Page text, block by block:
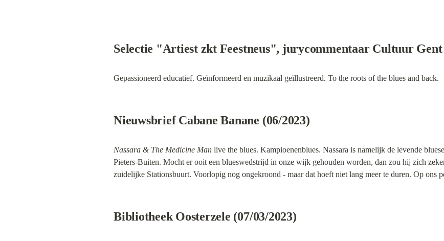
Selectie "Artiest zkt Feestneus", jurycommentaar Cultuur Gent
Gepassioneerd educatief. Geïnformeerd en muzikaal geïllustreerd. To the roots of the blues and back.
Nieuwsbrief Cabane Banane (06/2023)
Nassara & The Medicine Man live the blues. Kampioenenblues. Nassara is namelijk de levende
Pieters-Buiten. Mocht er ooit een blueswedstrijd in onze wijk gehouden worden, dan zou hij zich
zuidelijke Stationsbuurt. Voorlopig nog ongekroond - maar dat hoeft niet lang meer te duren. Op ons
Bibliotheek Oosterzele (07/03/2023)